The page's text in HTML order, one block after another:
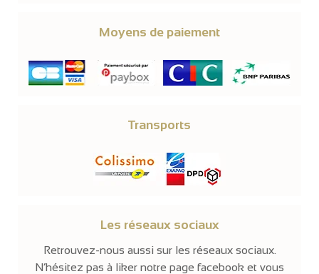
Moyens de paiement
Transports
Les réseaux sociaux
Retrouvez-nous aussi sur les réseaux sociaux.
N’hésitez pas à liker notre page facebook et vous